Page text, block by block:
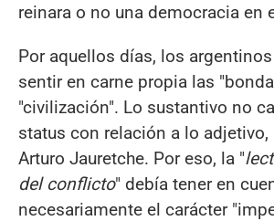
reinara o no una democracia en
Por aquellos días, los
sentir en carne propia las
"civilización". Lo sustantivo no
status con relación a lo adjetivo,
Arturo Jauretche. Por eso, la "
del conflicto" debía tener en
necesariamente el carácter